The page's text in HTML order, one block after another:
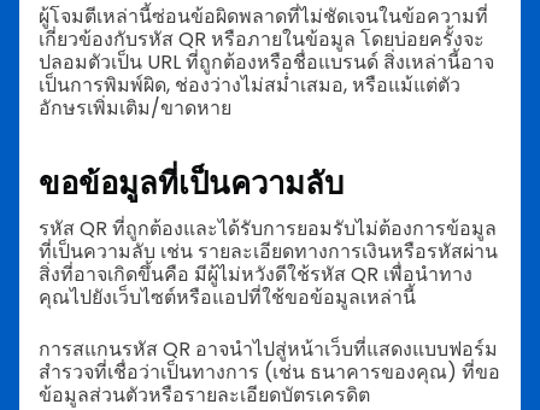
ผู้โจมตีเหล่านี้ซ่อนข้อผิดพลาดที่ไม่ชัดเจนในข้อความที่
เกี่ยวข้องกับรหัส QR หรือภายในข้อมูล โดยบ่อยครั้งจะ
ปลอมตัวเป็น URL ที่ถูกต้องหรือชื่อแบรนด์ สิ่งเหล่านี้อาจ
เป็นการพิมพ์ผิด, ช่องว่างไม่สม่ำเสมอ, หรือแม้แต่ตัว
อักษรเพิ่มเติม/ขาดหาย
ขอข้อมูลที่เป็นความลับ
รหัส QR ที่ถูกต้องและได้รับการยอมรับไม่ต้องการข้อมูล
ที่เป็นความลับ เช่น รายละเอียดทางการเงินหรือรหัสผ่าน
สิ่งที่อาจเกิดขึ้นคือ มีผู้ไม่หวังดีใช้รหัส QR เพื่อนำทาง
คุณไปยังเว็บไซต์หรือแอปที่ใช้ขอข้อมูลเหล่านี้
การสแกนรหัส QR อาจนำไปสู่หน้าเว็บที่แสดงแบบฟอร์ม
สำรวจที่เชื่อว่าเป็นทางการ (เช่น ธนาคารของคุณ) ที่ขอ
ข้อมูลส่วนตัวหรือรายละเอียดบัตรเครดิต